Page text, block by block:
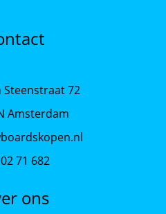
Steenstraat 72
Amsterdam
71 682
ons